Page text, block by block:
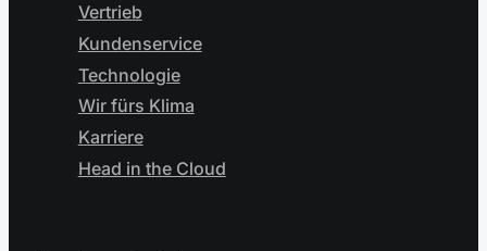
Vertrieb
Kundenservice
Technologie
Wir fürs Klima
Karriere
Head in the Cloud